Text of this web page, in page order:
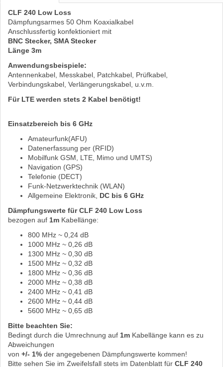
CLF 240 Low Loss
Dämpfungsarmes 50 Ohm Koaxialkabel
Anschlussfertig konfektioniert mit
BNC Stecker, SMA Stecker
Länge 3m
Anwendungsbeispiele:
Antennenkabel, Messkabel, Patchkabel, Prüfkabel,
Verbindungskabel, Verlängerungskabel, u.v.m.
Für LTE werden stets 2 Kabel benötigt!
Einsatzbereich bis 6 GHz
Amateurfunk(AFU)
Datenerfassung per (RFID)
Mobilfunk GSM, LTE, Mimo und UMTS)
Navigation (GPS)
Telefonie (DECT)
Funk-Netzwerktechnik (WLAN)
Allgemeine Elektronik, DC bis 6 GHz
Dämpfungswerte für CLF 240 Low Loss
bezogen auf 1m Kabellänge:
800 MHz ~ 0,24 dB
1000 MHz ~ 0,26 dB
1300 MHz ~ 0,30 dB
1500 MHz ~ 0,32 dB
1800 MHz ~ 0,36 dB
2000 MHz ~ 0,38 dB
2400 MHz ~ 0,41 dB
2600 MHz ~ 0,44 dB
5600 MHz ~ 0,65 dB
Bitte beachten Sie:
Bedingt durch die Umrechnung auf 1m Kabellänge kann es zu
Abweichungen
von +/- 1% der angegebenen Dämpfungswerte kommen!
Bitte sehen Sie im Zweifelsfall stets im Datenblatt für CLF 240